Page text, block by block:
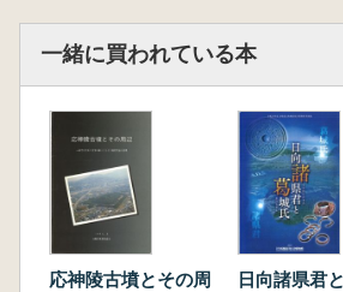
一緒に買われている本
応神陵古墳とその周
日向諸県君